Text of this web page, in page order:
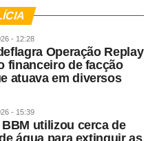
- 12:28
Operação Replay
financeiro de facção
atuava em diversos
- 15:39
BBM utilizou cerca de